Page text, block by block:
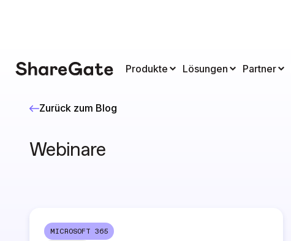
Produkte Lösungen Partner
Zurück zum Blog
Webinare
MICROSOFT 365